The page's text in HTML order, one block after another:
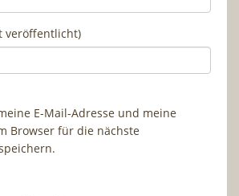
veröffentlicht)
E-Mail-Adresse und meine
Browser für die nächste